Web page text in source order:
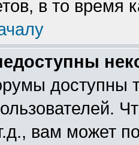
в то время
доступны
вам может